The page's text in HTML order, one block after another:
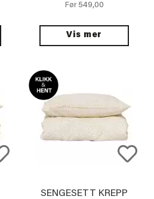
Før 549,00
Vis mer
SENGESETT KREPP